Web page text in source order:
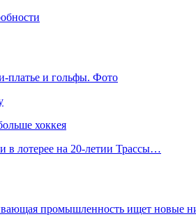
платье и гольфы. Фото
хоккея
в лотерее на 20-летии Трассы…
промышленность ищет новые